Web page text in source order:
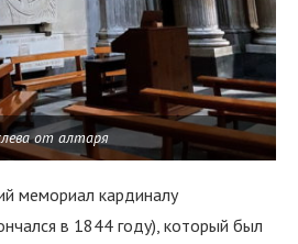
от алтаря
мемориал кардиналу
в 1844 году), который был